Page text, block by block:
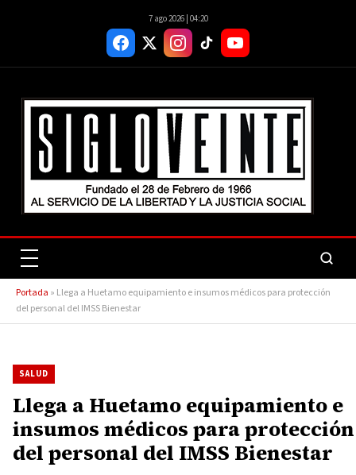
7 ago 2026 | 04:20
Portada » Llega a Huetamo equipamiento e insumos médicos para protección
del personal del IMSS Bienestar
SALUD
Llega a Huetamo equipamiento e
insumos médicos para protección
del personal del IMSS Bienestar